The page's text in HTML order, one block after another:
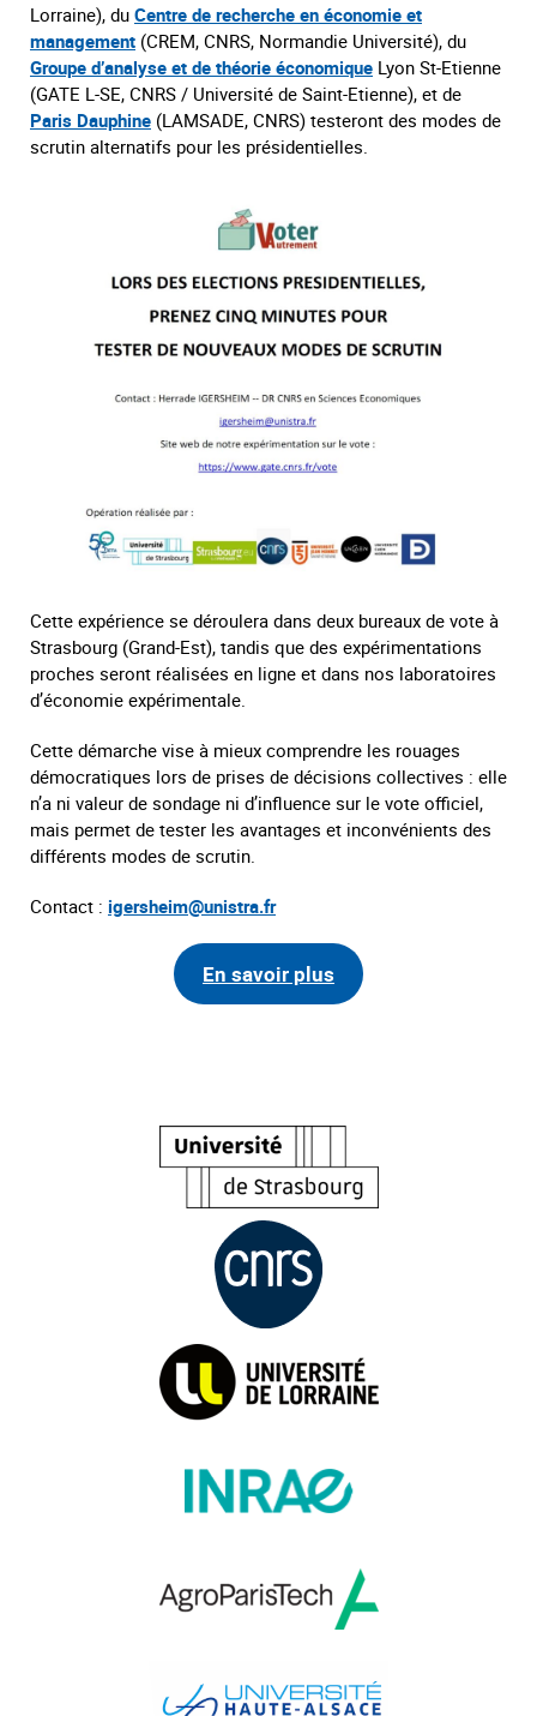
Lorraine), du Centre de recherche en économie et
management (CREM, CNRS, Normandie Université), du
Groupe d’analyse et de théorie économique Lyon St-Etienne
(GATE L-SE, CNRS / Université de Saint-Etienne), et de
Paris Dauphine (LAMSADE, CNRS) testeront des modes de
scrutin alternatifs pour les présidentielles.
Cette expérience se déroulera dans deux bureaux de vote à
Strasbourg (Grand-Est), tandis que des expérimentations
proches seront réalisées en ligne et dans nos laboratoires
d’économie expérimentale.
Cette démarche vise à mieux comprendre les rouages
démocratiques lors de prises de décisions collectives : elle
n’a ni valeur de sondage ni d’influence sur le vote officiel,
mais permet de tester les avantages et inconvénients des
différents modes de scrutin.
Contact : igersheim@unistra.fr
En savoir plus